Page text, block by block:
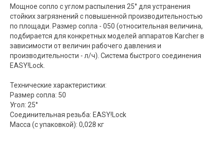
Мощное сопло с углом распыления 25° для устранения
стойких загрязнений с повышенной производительностью
по площади. Размер сопла - 050 (относительная величина,
подбирается для конкретных моделей аппаратов Karcher в
зависимости от величин рабочего давления и
производительности - л/ч). Система быстрого соединения
EASY!Lock.
Технические характеристики:
Размер сопла: 50
Угол: 25°
Соединительная резьба: EASY!Lock
Масса (с упаковкой): 0,028 кг